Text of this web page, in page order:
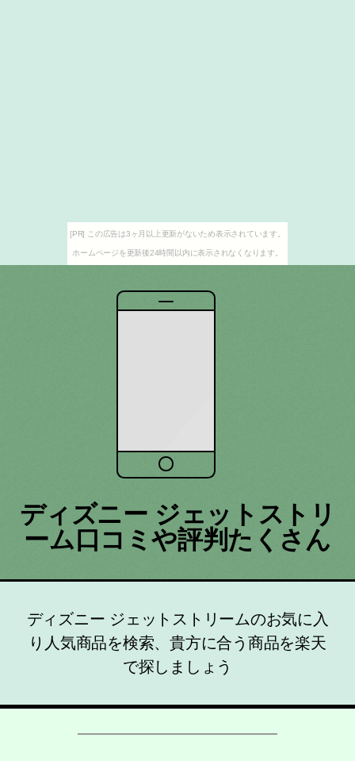
[PR] この広告は3ヶ月以上更新がないため表示されています。
ホームページを更新後24時間以内に表示されなくなります。
ディズニー ジェットストリ
ーム口コミや評判たくさん
ディズニー ジェットストリームのお気に入
り人気商品を検索、貴方に合う商品を楽天
で探しましょう